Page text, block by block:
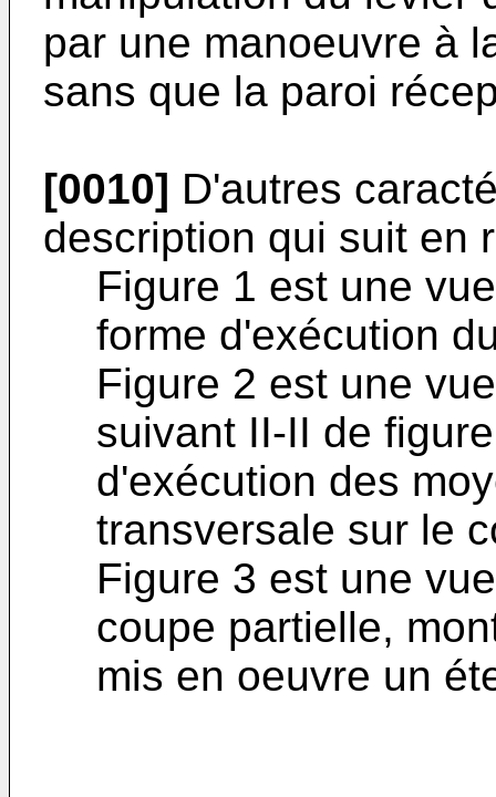
par une manoeuvre à
sans que la paroi
[0010] D'autres
description qui suit en
Figure 1 est une
forme d'exécution
Figure 2 est une
suivant II-II de
d'exécution des
transversale sur le
Figure 3 est une
coupe partielle,
mis en oeuvre un